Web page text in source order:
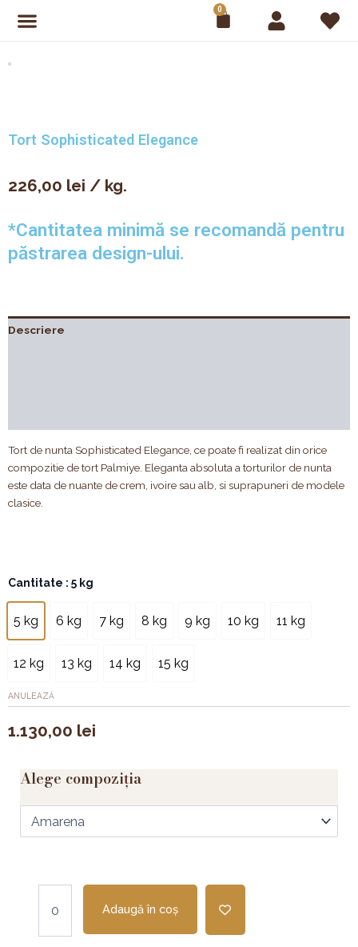
0
Cart
Tort Sophisticated Elegance
226,00 lei / kg.
*Cantitatea minimă se recomandă pentru
păstrarea design-ului.
Descriere
Tort de nunta Sophisticated Elegance, ce poate fi realizat din orice
compozitie de tort Palmiye. Eleganta absoluta a torturilor de nunta
este data de nuante de crem, ivoire sau alb, si suprapuneri de modele
clasice.
Cantitate : 5 kg
5 kg 6 kg 7 kg 8 kg 9 kg 10 kg 11 kg
12 kg 13 kg 14 kg 15 kg
ANULEAZĂ
1.130,00 lei
Alege compoziția
Cantitate
Elegance
Adaugă în coș